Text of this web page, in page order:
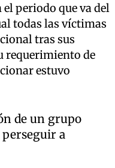
periodo que va del
todas las víctimas
tras sus
requerimiento de
estuvo
de un grupo
perseguir a